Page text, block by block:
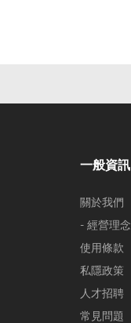
一般資訊
關於我們
- 經營理念
使用條款
私隱政策
人才招聘
常見問題